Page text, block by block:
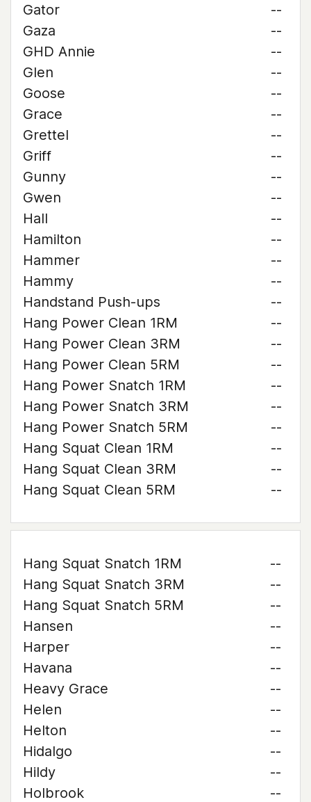
Gator
--
Gaza
--
GHD Annie
--
Glen
--
Goose
--
Grace
--
Grettel
--
Griff
--
Gunny
--
Gwen
--
Hall
--
Hamilton
--
Hammer
--
Hammy
--
Handstand Push-ups
--
Hang Power Clean 1RM
--
Hang Power Clean 3RM
--
Hang Power Clean 5RM
--
Hang Power Snatch 1RM
--
Hang Power Snatch 3RM
--
Hang Power Snatch 5RM
--
Hang Squat Clean 1RM
--
Hang Squat Clean 3RM
--
Hang Squat Clean 5RM
--
Hang Squat Snatch 1RM
--
Hang Squat Snatch 3RM
--
Hang Squat Snatch 5RM
--
Hansen
--
Harper
--
Havana
--
Heavy Grace
--
Helen
--
Helton
--
Hidalgo
--
Hildy
--
Holbrook
--